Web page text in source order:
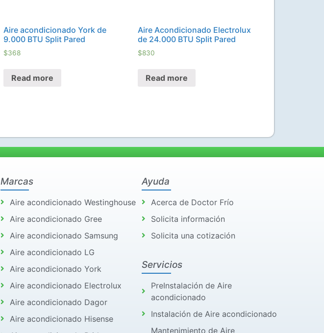
Aire acondicionado York de
9.000 BTU Split Pared
$368
Read more
Aire Acondicionado Electrolux
de 24.000 BTU Split Pared
$830
Read more
Marcas
Aire acondicionado Westinghouse
Aire acondicionado Gree
Aire acondicionado Samsung
Aire acondicionado LG
Aire acondicionado York
Aire acondicionado Electrolux
Aire acondicionado Dagor
Aire acondicionado Hisense
Ayuda
Acerca de Doctor Frío
Solicita información
Solicita una cotización
Servicios
PreInstalación de Aire
acondicionado
Instalación de Aire acondicionado
Mantenimiento de Aire